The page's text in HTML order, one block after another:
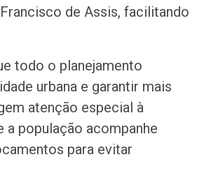
de Assis, facilitando
todo o planejamento
urbana e garantir mais
atenção especial à
população acompanhe
para evitar